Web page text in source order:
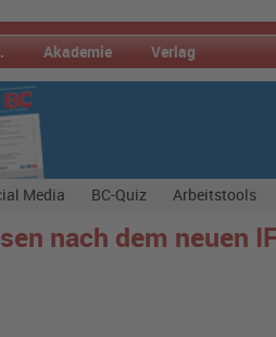
Akademie Verlag
Media BC-Quiz Arbeitstools
nach dem neuen